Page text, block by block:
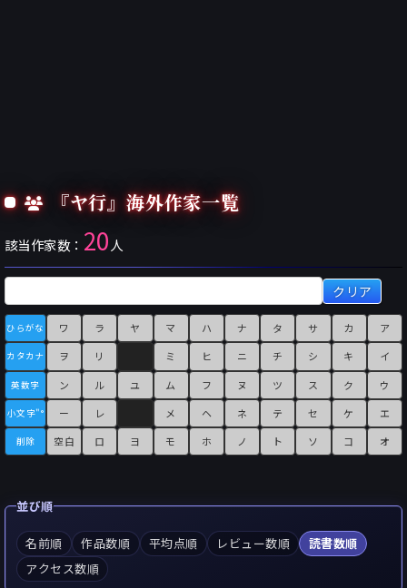
『ヤ行』海外作家一覧
該当作家数： 20人
クリア
ひらがな
カタカナ
英数字
小文字"°
削除
ワ
ヲ
ン
ー
空白
ラ
リ
ル
レ
ロ
ヤ
ユ
ヨ
マ
ミ
ム
メ
モ
ハ
ヒ
フ
ヘ
ホ
ナ
ニ
ヌ
ネ
ノ
タ
チ
ツ
テ
ト
サ
シ
ス
セ
ソ
カ
キ
ク
ケ
コ
ア
イ
ウ
エ
オ
並び順
名前順 作品数順 平均点順 レビュー数順
読書数順
アクセス数順